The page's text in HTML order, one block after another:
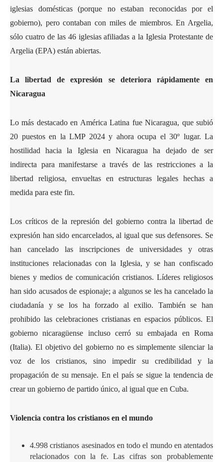
iglesias domésticas (porque no estaban reconocidas por el
gobierno), pero contaban con miles de miembros. En Argelia,
sólo cuatro de las 46 iglesias afiliadas a la Iglesia Protestante de
Argelia (EPA) están abiertas.
La libertad de expresión se deteriora rápidamente en
Nicaragua
Lo más destacado en América Latina fue Nicaragua, que subió
20 puestos en la LMP 2024 y ahora ocupa el 30º lugar. La
hostilidad hacia la Iglesia en Nicaragua ha dejado de ser
indirecta para manifestarse a través de las restricciones a la
libertad religiosa, envueltas en estructuras legales hechas a
medida para este fin.
Los críticos de la represión del gobierno contra la libertad de
expresión han sido encarcelados, al igual que sus defensores. Se
han cancelado las inscripciones de universidades y otras
instituciones relacionadas con la Iglesia, y se han confiscado
bienes y medios de comunicación cristianos. Líderes religiosos
han sido acusados de espionaje; a algunos se les ha cancelado la
ciudadanía y se los ha forzado al exilio. También se han
prohibido las celebraciones cristianas en espacios públicos. El
gobierno nicaragüense incluso cerró su embajada en Roma
(Italia). El objetivo del gobierno no es simplemente silenciar la
voz de los cristianos, sino impedir su credibilidad y la
propagación de su mensaje. En el país se sigue la tendencia de
crear un gobierno de partido único, al igual que en Cuba.
Violencia contra los cristianos en el mundo
4.998 cristianos asesinados en todo el mundo en atentados
relacionados con la fe. Las cifras son probablemente